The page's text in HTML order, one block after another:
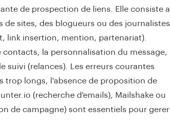
de prospection de liens. Elle consiste a
de sites, des blogueurs ou des journalistes
link insertion, mention, partenariat).
contacts, la personnalisation du message,
suivi (relances). Les erreurs courantes
trop longs, l'absence de proposition de
(recherche d'emails), Mailshake ou
de campagne) sont essentiels pour gerer